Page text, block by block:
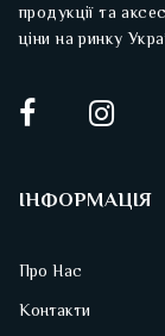
продукції та
ціни на ринку
ІНФОРМАЦІЯ
Про Нас
Контакти